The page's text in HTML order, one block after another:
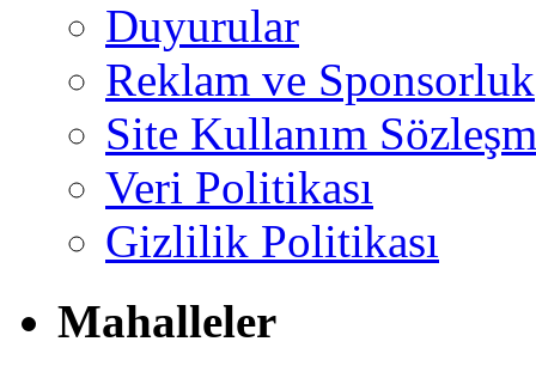
Duyurular
Reklam ve Sponsorluk
Site Kullanım
Veri Politikası
Gizlilik Politikası
Mahalleler